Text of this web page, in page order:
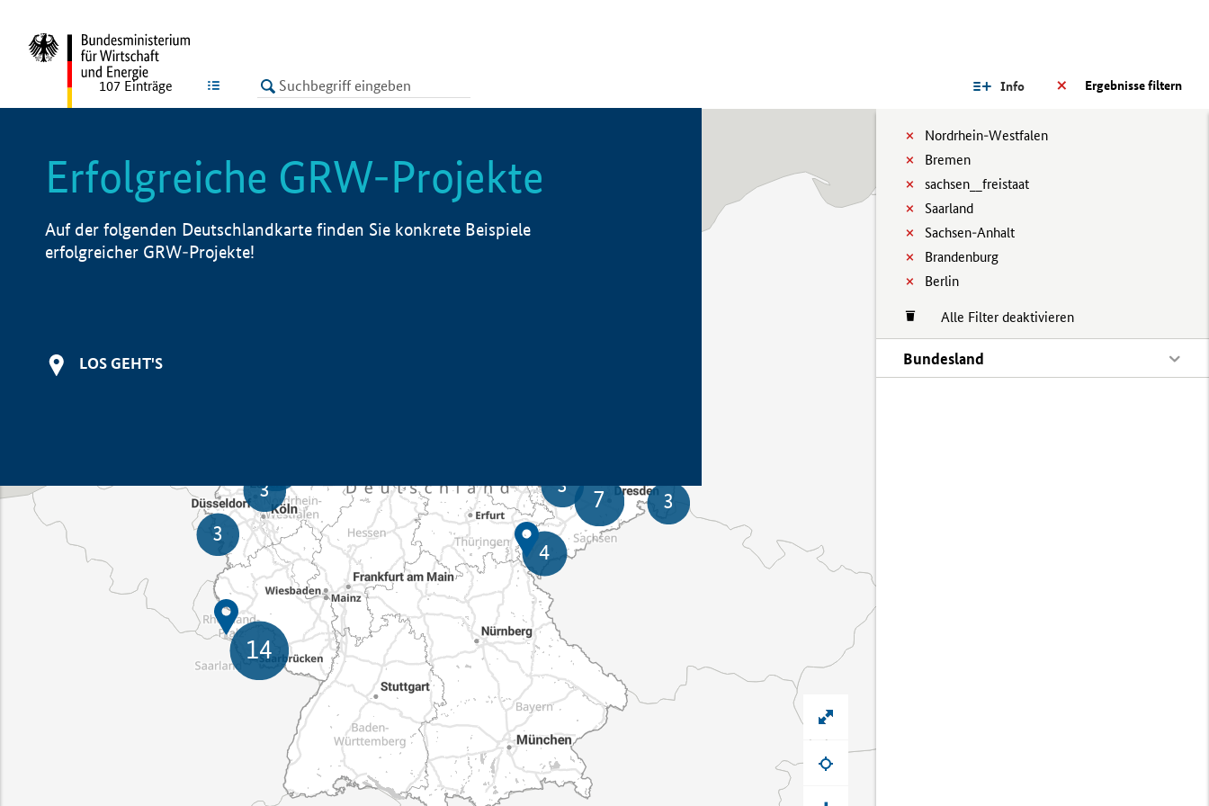
LISTE Ergebnisse filtern
Info
Nordrhein-Westfalen
Bremen
sachsen__freistaat
Saarland
Sachsen-Anhalt
Brandenburg
Berlin
Alle Filter deaktivieren
Bundesland
107 Einträge
Erfolgreiche GRW-Projekte
Auf der folgenden Deutschlandkarte finden Sie konkrete Beispiele
erfolgreicher GRW-Projekte!
LOS GEHT'S